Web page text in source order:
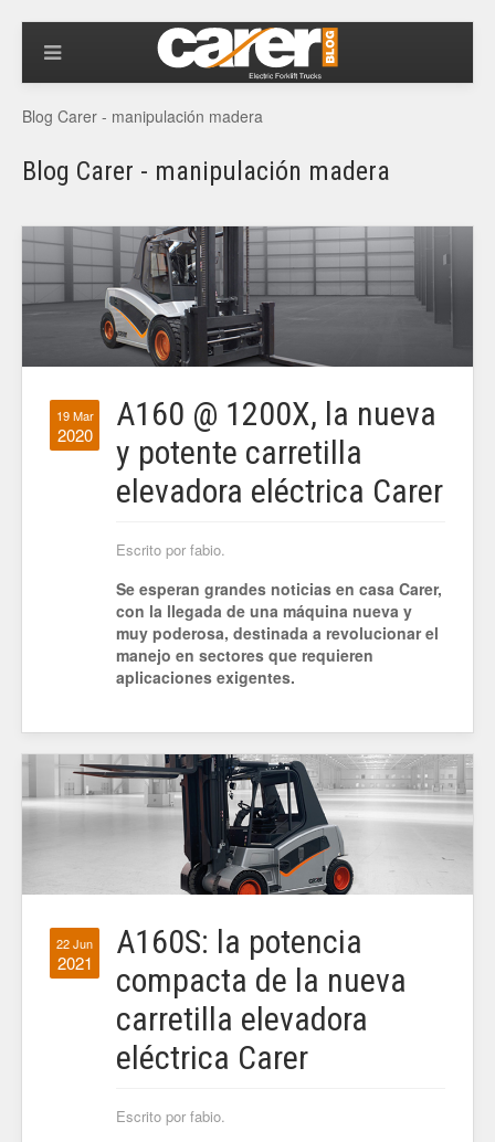
Blog Carer - manipulación madera
Blog Carer - manipulación madera
19 Mar
2020
A160 @ 1200X, la nueva
y potente carretilla
elevadora eléctrica Carer
Escrito por fabio.
Se esperan grandes noticias en casa Carer,
con la llegada de una máquina nueva y
muy poderosa, destinada a revolucionar el
manejo en sectores que requieren
aplicaciones exigentes.
22 Jun
2021
A160S: la potencia
compacta de la nueva
carretilla elevadora
eléctrica Carer
Escrito por fabio.